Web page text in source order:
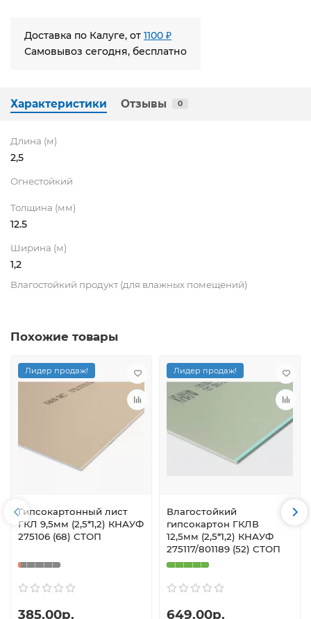
Доставка по Калуге, от 1100 ₽
Самовывоз сегодня, бесплатно
Характеристики Отзывы 0
Длина (м)
2,5
Огнестойкий
Толщина (мм)
12.5
Ширина (м)
1,2
Влагостойкий продукт (для влажных помещений)
Похожие товары
Лидер продаж!
Гипсокартонный лист
ГКЛ 9,5мм (2,5*1,2) КНАУФ
275106 (68) СТОП
385.00р.
Лидер продаж!
Влагостойкий
гипсокартон ГКЛВ
12,5мм (2,5*1,2) КНАУФ
275117/801189 (52) СТОП
649.00р.